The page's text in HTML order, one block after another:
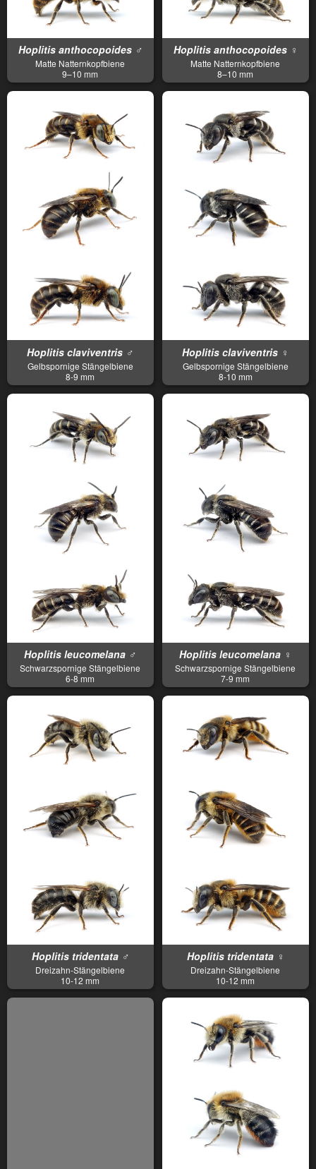
Hoplitis anthocopoides ♂
Matte Natternkopfbiene
9–10 mm
Hoplitis anthocopoides ♀
Matte Natternkopfbiene
8–10 mm
Hoplitis claviventris ♂
Gelbspornige Stängelbiene
8-9 mm
Hoplitis claviventris ♀
Gelbspornige Stängelbiene
8-10 mm
Hoplitis leucomelana ♂
Schwarzspornige Stängelbiene
6-8 mm
Hoplitis leucomelana ♀
Schwarzspornige Stängelbiene
7-9 mm
Hoplitis tridentata ♂
Dreizahn-Stängelbiene
10-12 mm
Hoplitis tridentata ♀
Dreizahn-Stängelbiene
10-12 mm